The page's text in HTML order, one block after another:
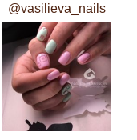
@vasilieva_nails